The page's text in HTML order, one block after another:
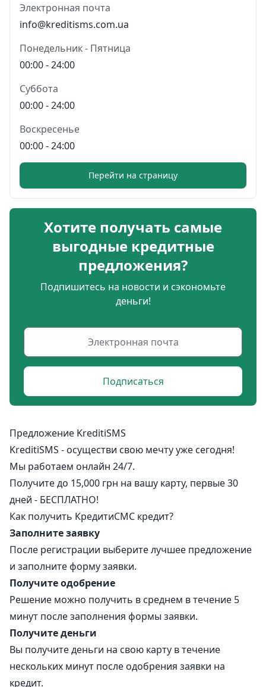
Электронная почта
info@kreditisms.com.ua
Понедельник - Пятница
00:00 - 24:00
Суббота
00:00 - 24:00
Воскресенье
00:00 - 24:00
Перейти на страницу
Хотите получать самые
выгодные кредитные
предложения?
Подпишитесь на новости и сэкономьте
деньги!
Подписаться
Предложение KreditiSMS
KreditiSMS - осуществи свою мечту уже сегодня!
Мы работаем онлайн 24/7.
Получите до 15,000 грн на вашу карту, первые 30
дней - БЕСПЛАТНО!
Как получить КредитиCMC кредит?
Заполните заявку
После регистрации выберите лучшее предложение
и заполните форму заявки.
Получите одобрение
Решение можно получить в среднем в течение 5
минут после заполнения формы заявки.
Получите деньги
Вы получите деньги на свою карту в течение
нескольких минут после одобрения заявки на
кредит.